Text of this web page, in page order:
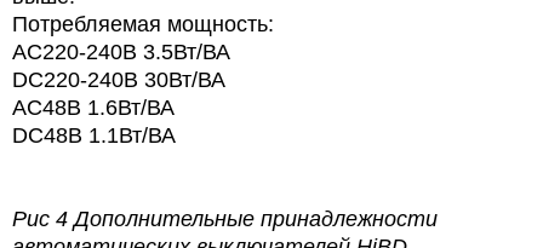
Потребляемая мощность:
AC220-240В 3.5Вт/ВА
DC220-240В 30Вт/ВА
AC48В 1.6Вт/ВА
DC48В 1.1Вт/ВА
Рис 4 Дополнительные принадлежности